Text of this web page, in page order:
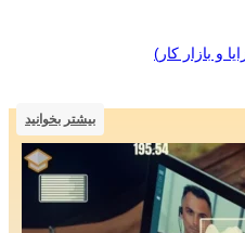
بیشتر بخوانید